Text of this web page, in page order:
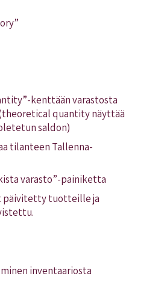
kenttään varastosta
quantity näyttää
saldon)
tilanteen Tallenna-
varasto”-painiketta
päivitetty tuotteille ja
inventaariosta